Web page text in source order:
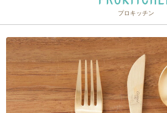
家事問屋 ウェック フラ
プレート グラス カトラ
プロキッチンオリジナル 山
プロキッチン